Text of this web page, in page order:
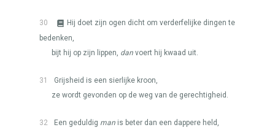
30
Hij doet zijn ogen dicht om verderfelijke dingen te
bedenken,
bijt hij op zijn lippen, dan voert hij kwaad uit.
31
Grijsheid is een sierlijke kroon,
ze wordt gevonden op de weg van de gerechtigheid.
32 Een geduldig man is beter dan een dappere held,